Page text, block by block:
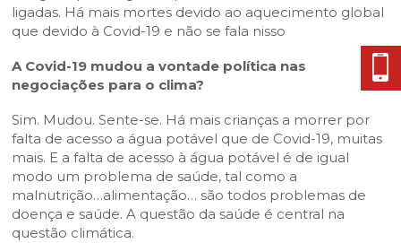
ligadas. Há mais mortes devido ao aquecimento global
que devido à Covid-19 e não se fala nisso
A Covid-19 mudou a vontade política nas
negociações para o clima?
Sim. Mudou. Sente-se. Há mais crianças a morrer por
falta de acesso a água potável que de Covid-19, muitas
mais. E a falta de acesso à água potável é de igual
modo um problema de saúde, tal como a
malnutrição…alimentação… são todos problemas de
doença e saúde. A questão da saúde é central na
questão climática.